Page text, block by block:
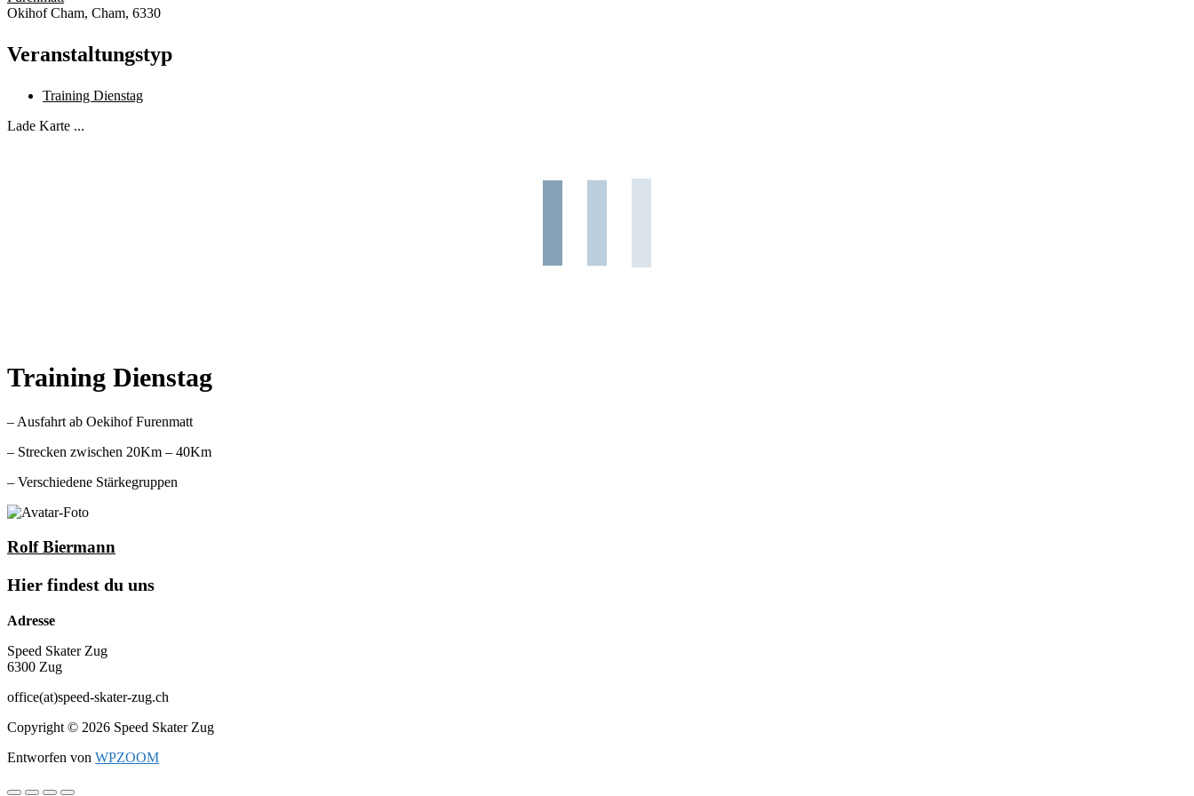
Okihof Cham, Cham, 6330
Veranstaltungstyp
Training Dienstag
Lade Karte ...
Training Dienstag
– Ausfahrt ab Oekihof Furenmatt
– Strecken zwischen 20Km – 40Km
– Verschiedene Stärkegruppen
Rolf Biermann
Hier findest du uns
Adresse
Speed Skater Zug
6300 Zug
office(at)speed-skater-zug.ch
Copyright © 2026 Speed Skater Zug
Entworfen von WPZOOM